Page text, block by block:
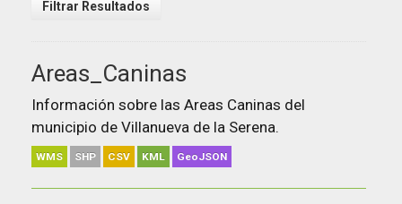
Filtrar Resultados
Areas_Caninas
Información sobre las Areas Caninas del
municipio de Villanueva de la Serena.
WMS SHP CSV KML GeoJSON